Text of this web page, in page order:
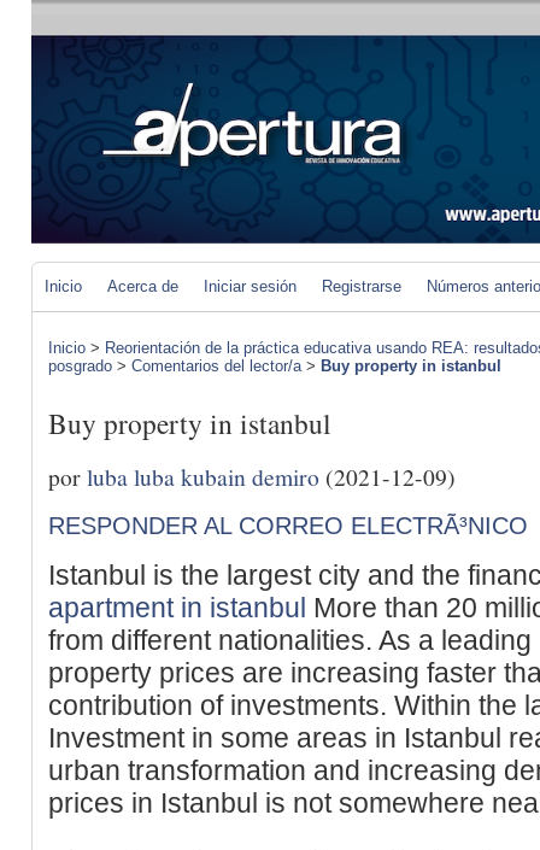
Inicio Acerca de Iniciar sesión Registrarse Números
Inicio > Reorientación de la práctica educativa usando REA:
posgrado > Comentarios del lector/a> Buy property in istanbul
Buy property in istanbul
porluba luba kubain demiro (2021-12-09)
RESPONDER AL CORREO ELECTRÃ³NICO
Istanbul is the largest city and the
apartment in istanbul More than 20
from different nationalities. As a
property prices are increasing faster
contribution of investments. Within the
Investment in some areas in Istanbul
urban transformation and increasing
prices in Istanbul is not somewhere